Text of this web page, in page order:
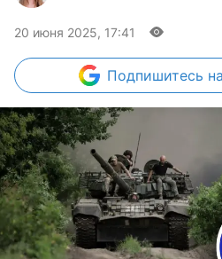
20 июня 2025, 17:41
Подпишитесь